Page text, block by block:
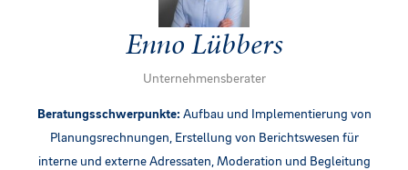
Enno Lübbers
Unternehmensberater
Beratungsschwerpunkte: Aufbau und Implementierung von
Planungsrechnungen, Erstellung von Berichtswesen für
interne und externe Adressaten, Moderation und Begleitung